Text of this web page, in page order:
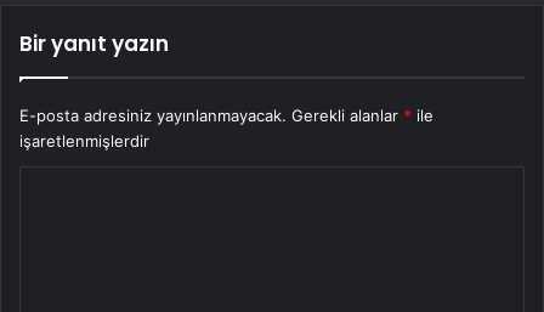
Bir yanıt yazın
E-posta adresiniz yayınlanmayacak. Gerekli alanlar * ile
işaretlenmişlerdir